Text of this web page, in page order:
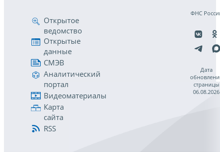
Открытое
ведомство
Открытые
данные
СМЭВ
Аналитический
портал
Видеоматериалы
Карта
сайта
RSS
ФНС
Дата
страницы
06.08.2026